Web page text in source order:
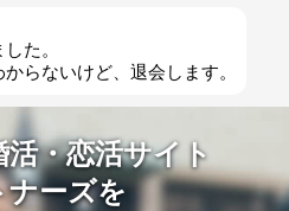
た。
らないけど、退会します。
活・恋活サイト
ナーズを